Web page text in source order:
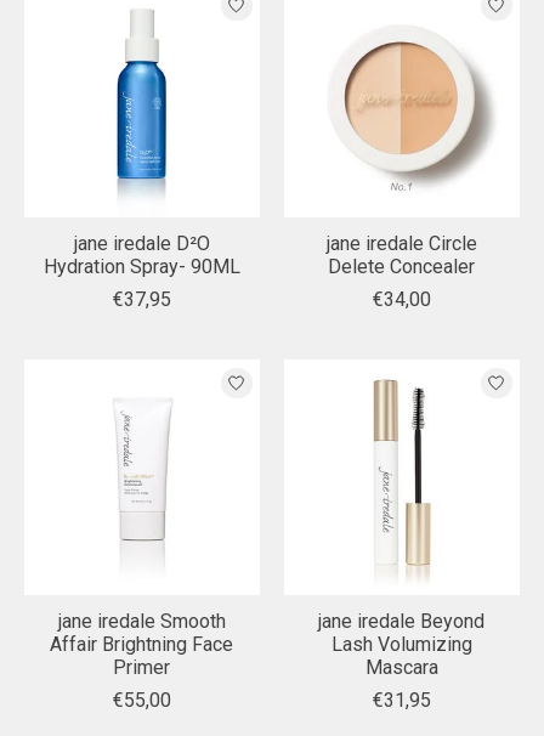
jane iredale D²O
Hydration Spray- 90ML
€37,95
jane iredale Circle
Delete Concealer
€34,00
jane iredale Smooth
Affair Brightning Face
Primer
€55,00
jane iredale Beyond
Lash Volumizing
Mascara
€31,95